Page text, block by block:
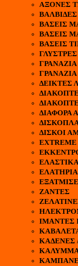
ΑΞΟΝΕΣ
ΒΑΣΕΙΣ
ΒΑΣΕΙΣ
ΒΑΣΕΙΣ
ΔΕΙΚΤΕΣ
ΔΙΑΦΟΡΑ
ΔΙΣΚΟΙ
EXTREME
ΕΛΑΣΤΙΚΑ
ΖΑΝΤΕΣ
ΙΜΑΝΤΕΣ
ΚΑΔΕΝΕΣ